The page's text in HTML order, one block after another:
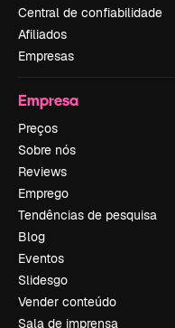
Central de confiabilidade
Afiliados
Empresas
Empresa
Preços
Sobre nós
Reviews
Emprego
Tendências de pesquisa
Blog
Eventos
Slidesgo
Vender conteúdo
Sala de imprensa